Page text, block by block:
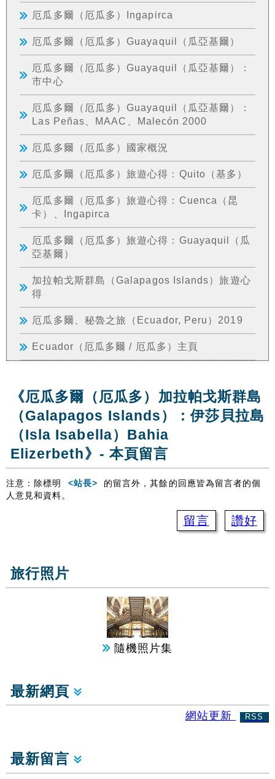
厄瓜多爾（厄瓜多）Ingapirca
厄瓜多爾（厄瓜多）Guayaquil（瓜亞基爾）
厄瓜多爾（厄瓜多）Guayaquil（瓜亞基爾）：
市中心
厄瓜多爾（厄瓜多）Guayaquil（瓜亞基爾）：
Las Peñas、MAAC、Malecón 2000
厄瓜多爾（厄瓜多）國家概況
厄瓜多爾（厄瓜多）旅遊心得：Quito（基多）
厄瓜多爾（厄瓜多）旅遊心得：Cuenca（昆
卡）、Ingapirca
厄瓜多爾（厄瓜多）旅遊心得：Guayaquil（瓜
亞基爾）
加拉帕戈斯群島（Galapagos Islands）旅遊心
得
厄瓜多爾、秘魯之旅（Ecuador, Peru）2019
Ecuador（厄瓜多爾 / 厄瓜多）主頁
《厄瓜多爾（厄瓜多）加拉帕戈斯群島
（Galapagos Islands）：伊莎貝拉島
（Isla Isabella）Bahia
Elizerbeth》- 本頁留言
注意：除標明 <站長>
的留言外，其餘的回應皆為留言者的個
人意見和資料。
留言 讚好
旅行照片
隨機照片集
最新網頁
網站更新 RSS
最新留言